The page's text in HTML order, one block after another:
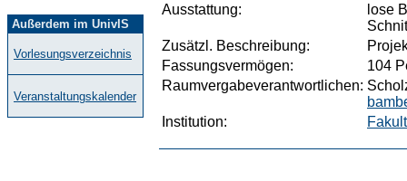
Außerdem im UnivIS
Vorlesungsverzeichnis
Veranstaltungskalender
Ausstattung:
lose
Zusätzl. Beschreibung:
Fassungsvermögen:
104
Raumvergabeverantwortlichen:
Institution: